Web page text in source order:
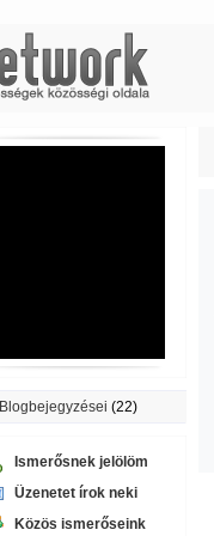
Blogbejegyzései (22)
Ismerősnek jelölöm
Üzenetet írok neki
Közös ismerőseink